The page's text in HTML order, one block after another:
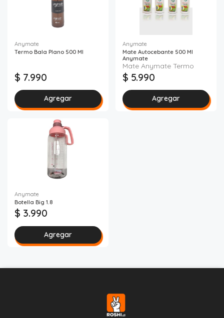
Anymate
Termo Bala Plano 500 Ml
$ 7.990
Agregar
Anymate
Mate Autocebante 500 Ml
Anymate
Mate Anymate Termo
$ 5.990
Agregar
Anymate
Botella Big 1.8
$ 3.990
Agregar